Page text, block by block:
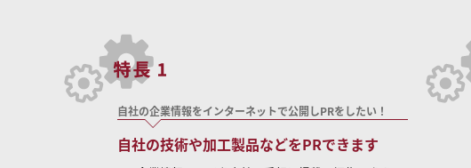
自社の企業情報をインターネットで公開しPRをしたい！
自社の技術や加工製品などをPRできます